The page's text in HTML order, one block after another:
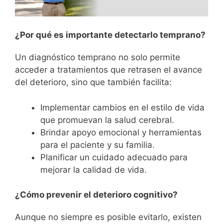
¿Por qué es importante detectarlo temprano?
Un diagnóstico temprano no solo permite
acceder a tratamientos que retrasen el avance
del deterioro, sino que también facilita:
Implementar cambios en el estilo de vida
que promuevan la salud cerebral.
Brindar apoyo emocional y herramientas
para el paciente y su familia.
Planificar un cuidado adecuado para
mejorar la calidad de vida.
¿Cómo prevenir el deterioro cognitivo?
Aunque no siempre es posible evitarlo, existen